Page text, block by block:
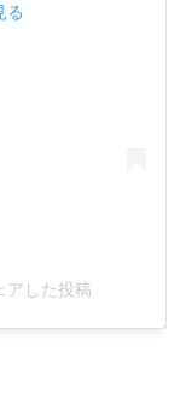
る
アした投稿